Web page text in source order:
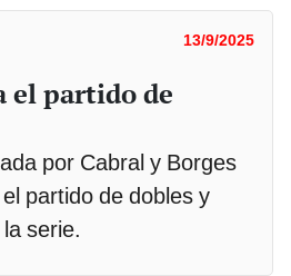
13/9/2025
el partido de
por Cabral y Borges
partido de dobles y
serie.